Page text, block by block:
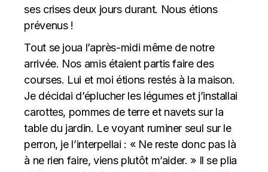
ses crises deux jours durant. Nous étions
prévenus !
Tout se joua l’après-midi même de notre
arrivée. Nos amis étaient partis faire des
courses. Lui et moi étions restés à la maison.
Je décidai d’éplucher les légumes et j’installai
carottes, pommes de terre et navets sur la
table du jardin. Le voyant ruminer seul sur le
perron, je l’interpellai : « Ne reste donc pas là
à ne rien faire, viens plutôt m’aider. » Il se plia